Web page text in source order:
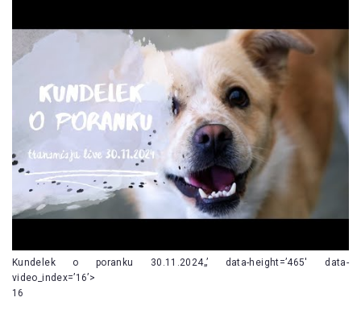
Kundelek o poranku 30.11.2024„’ data-height=’465′ data-
video_index=’16’>
16